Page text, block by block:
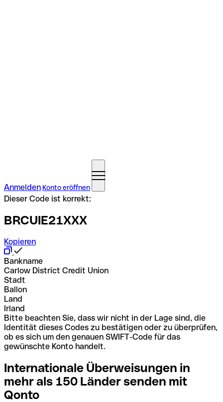
Anmelden Konto eröffnen
Dieser Code ist korrekt:
BRCUIE21XXX
Kopieren
Bankname
Carlow District Credit Union
Stadt
Ballon
Land
Irland
Bitte beachten Sie, dass wir nicht in der Lage sind, die
Identität dieses Codes zu bestätigen oder zu überprüfen,
ob es sich um den genauen SWIFT-Code für das
gewünschte Konto handelt.
Internationale Überweisungen in
mehr als 150 Länder senden mit
Qonto